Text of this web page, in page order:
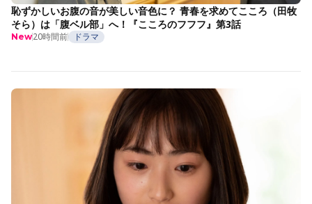
恥ずかしいお腹の音が美しい音色に？ 青春を求めてこころ（田牧
そら）は「腹ベル部」へ！『こころのフフフ』第3話
New20時間前 ドラマ